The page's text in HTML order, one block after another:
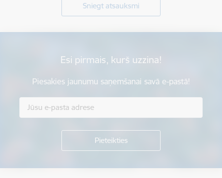
Sniegt atsauksmi
Esi pirmais, kurš uzzina!
Piesakies jaunumu saņemšanai savā e-pastā!